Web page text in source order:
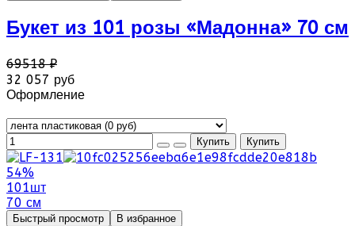
Букет из 101 розы «Мадонна» 70 см
69518 ₽
32 057 руб
Оформление
54%
101шт
70 см
Быстрый просмотр В избранное